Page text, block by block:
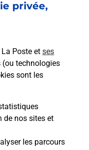
privée,
Poste et ses
technologies
sont les
de nos sites et
les parcours